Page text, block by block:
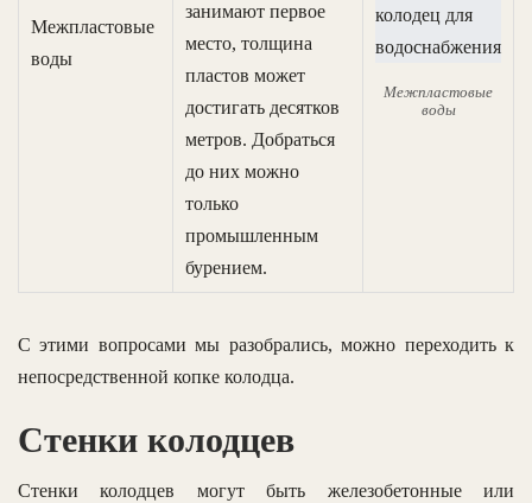
Межпластовые
воды
занимают первое
место, толщина
пластов может
достигать десятков
метров. Добраться
до них можно
только
промышленным
бурением.
Межпластовые
воды
С этими вопросами мы разобрались, можно переходить к
непосредственной копке колодца.
Стенки колодцев
Стенки колодцев могут быть железобетонные или